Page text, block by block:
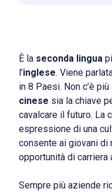
IT | EN
È la seconda lingua
l’inglese. Viene
in 8 Paesi. Non c’è
cinese sia la chiave
cavalcare il futuro. La
espressione di una
consente ai giovani
opportunità di carriera
Sempre più aziende